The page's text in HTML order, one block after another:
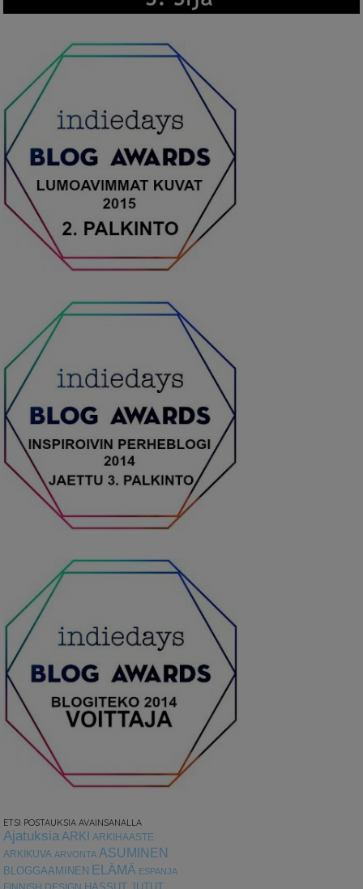
ETSI POSTAUKSIA AVAINSANALLA
AjatuksiaARKI ARKIHAASTE
ARKIKUVA ARVONTA ASUMINEN
BLOGGAAMINEN ELÄMÄ ESPANJA